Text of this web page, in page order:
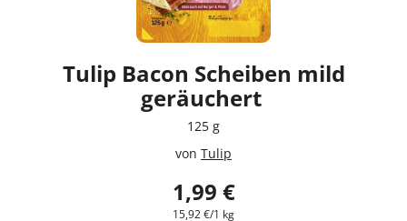
Tulip Bacon Scheiben mild
geräuchert
125 g
von Tulip
1,99 €
15,92 €/1 kg